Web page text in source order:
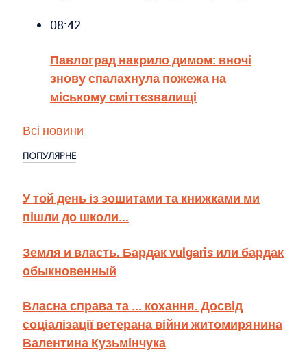
08:42
Павлоград накрило димом: вночі
знову спалахнула пожежа на
міському сміттєзвалищі
Всі новини
ПОПУЛЯРНЕ
У той день із зошитами та книжками ми
пішли до школи...
Земля и власть. Бардак vulgaris или бардак
обыкновенный
Власна справа та ... кохання. Досвід
соціалізації ветерана війни житомирянина
Валентина Кузьмінчука